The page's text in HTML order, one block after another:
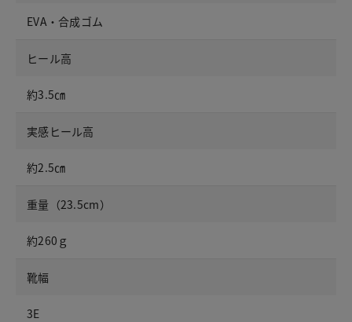
EVA・合成ゴム
ヒール高
約3.5㎝
実感ヒール高
約2.5㎝
重量（23.5cm）
約260ｇ
靴幅
3E